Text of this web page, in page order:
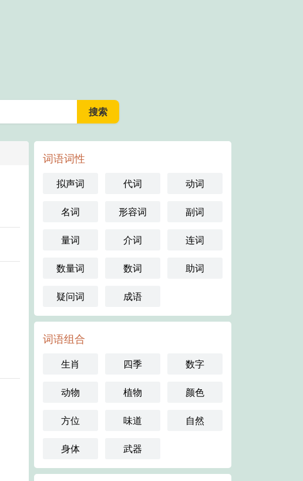
词语词性
拟声词 代词 动词
名词 形容词 副词
量词 介词 连词
数量词 数词 助词
疑问词 成语
词语组合
生肖 四季 数字
动物 植物 颜色
方位 味道 自然
身体 武器